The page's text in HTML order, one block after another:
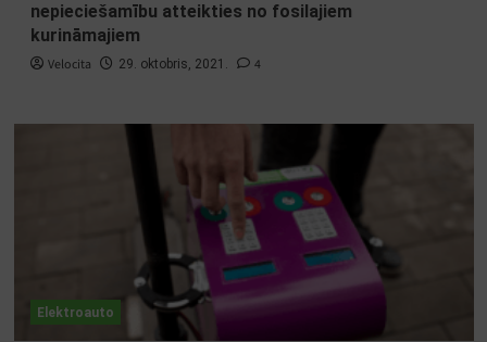
nepieciešamību atteikties no fosilajiem
kurināmajiem
Velocita 29. oktobris, 2021. 4
Elektroauto